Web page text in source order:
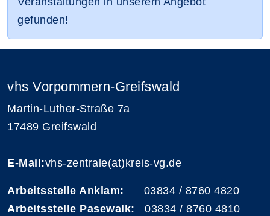
gefunden!
vhs Vorpommern-Greifswald
Martin-Luther-Straße 7a
17489 Greifswald
E-Mail:vhs-zentrale(at)kreis-vg.de
Arbeitsstelle Anklam: 03834 / 8760 4820
Arbeitsstelle Pasewalk: 03834 / 8760 4810